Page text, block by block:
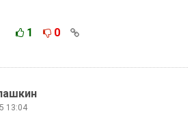
1 0
13:04